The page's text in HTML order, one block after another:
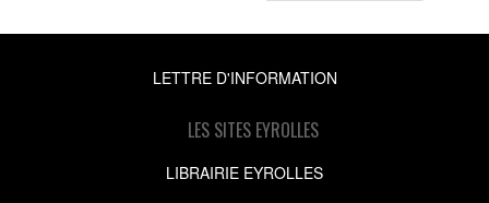
LETTRE D'INFORMATION
LES SITES EYROLLES
LIBRAIRIE EYROLLES